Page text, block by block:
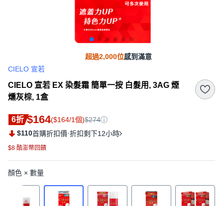
超過2,000位感到滿意
CIELO 宣若
CIELO 宣若 EX 染髮霜 簡單一按 白髮用, 3AG 煙
燻灰棕, 1盒
6折 $164($164/1個)$274
$110首購折扣價·折扣剩下12小時
$8 酷澎幣回饋
顏色 × 數量